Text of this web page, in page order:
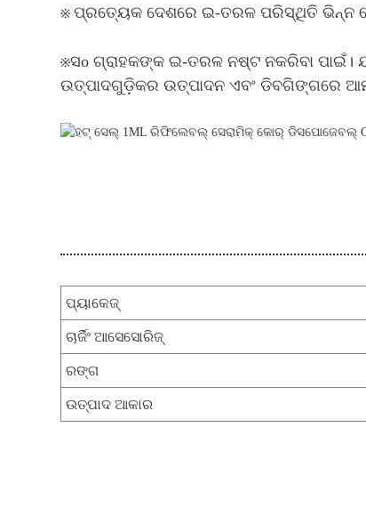
※ ପ୍ରତ୍ୟେକ ଦେଶରେ ଇ-ତରଳ ପରିସ୍ଥିତି ଭିନ୍ନ
※ସo ଗ୍ରାହକଙ୍କ ଇ-ତରଳ ନଷ୍ଟ ନକରିବା
ଉତ୍ପାଦଗୁଡ଼ିକର ଉତ୍ପାଦନ ଏବଂ ଡିବଗିଙ୍ଗରେ
ପ୍ୟାକେଜ୍
ଚାର୍ଜିଂ ଆସେସୋରିଜ୍
ରଙ୍ଗ
ଉତ୍ପାଦ ଆକାର